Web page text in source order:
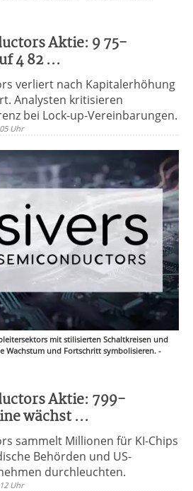
Aktie: 9 75-
4 82 ...
verliert nach Kapitalerhöhung
Analysten kritisieren
bei Lock-up-Vereinbarungen.
Uhr
mit stilisierten Schaltkreisen und
Wachstum und Fortschritt symbolisieren. -
Aktie: 799-
wächst ...
sammelt Millionen für KI-Chips
Behörden und US-
durchleuchten.
Uhr